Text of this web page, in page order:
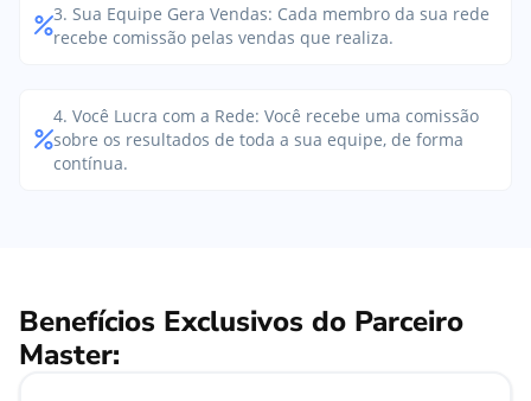
3. Sua Equipe Gera Vendas: Cada membro da sua rede
recebe comissão pelas vendas que realiza.
4. Você Lucra com a Rede: Você recebe uma comissão
sobre os resultados de toda a sua equipe, de forma
contínua.
Benefícios Exclusivos do Parceiro
Master: